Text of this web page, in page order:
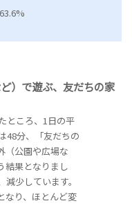
）で遊ぶ、友だちの家
ところ、1日の平
48分、「友だちの
（公園や広場な
結果となりまし
少しています。
なり、ほとんど変